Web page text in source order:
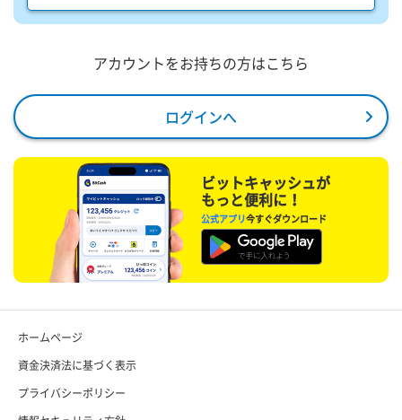
アカウントをお持ちの方はこちら
ログインへ
ビットキャッシュが
もっと便利に！
公式アプリ今すぐダウンロード
ホームページ
資金決済法に基づく表示
プライバシーポリシー